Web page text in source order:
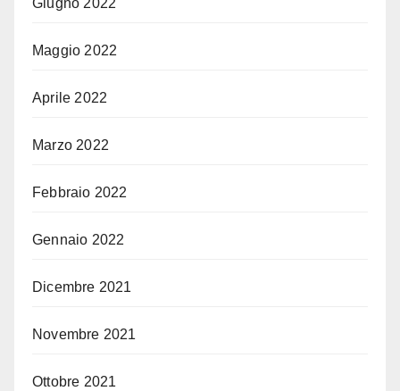
Giugno 2022
Maggio 2022
Aprile 2022
Marzo 2022
Febbraio 2022
Gennaio 2022
Dicembre 2021
Novembre 2021
Ottobre 2021